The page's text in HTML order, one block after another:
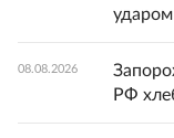
08.08.2026
РФ